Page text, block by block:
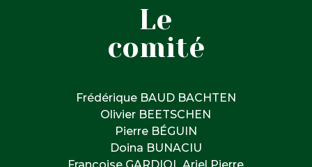
Le
comité
Frédérique BAUD BACHTEN
Olivier BEETSCHEN
Pierre BÉGUIN
Doina BUNACIU